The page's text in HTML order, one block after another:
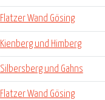
Flatzer Wand Gösing
Kienberg und Himberg
Silbersberg und Gahns
Flatzer Wand Gösing